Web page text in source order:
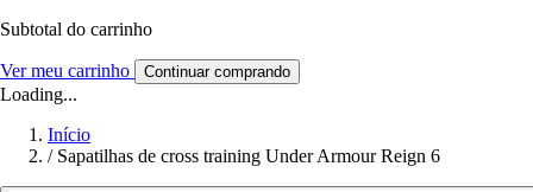
Subtotal do carrinho
Ver meu carrinho Continuar comprando
Loading...
Início
/ Sapatilhas de cross training Under Armour Reign 6